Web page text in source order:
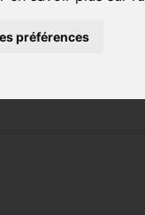
préférences